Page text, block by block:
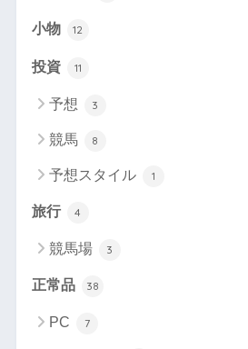
小物 12
投資 11
予想 3
競馬 8
予想スタイル 1
旅行 4
競馬場 3
正常品 38
PC 7